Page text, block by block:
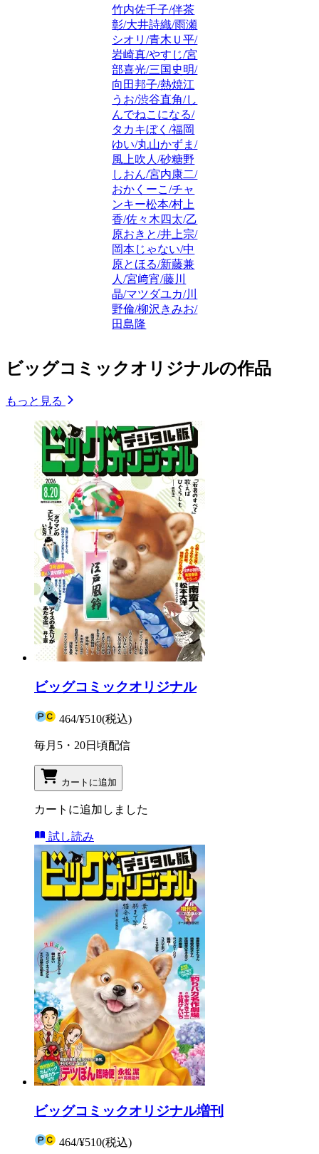
竹内佐千子/伴茶
彰/大井詩織/雨瀬
シオリ/青木Ｕ平/
岩崎真/やすじ/宮
部喜光/三国史明/
向田邦子/熱焼江
うお/渋谷直角/し
んでねこになる/
タカキぼく/福岡
ゆい/丸山かずま/
風上吹人/砂糖野
しおん/宮内康二/
おかくーこ/チャ
ンキー松本/村上
香/佐々木四太/乙
原おきと/井上宗/
岡本じゃない/中
原とほる/新藤兼
人/宮﨑宵/藤川
晶/マツダユカ/川
野倫/柳沢きみお/
田島隆
ビッグコミックオリジナルの作品
もっと見る
ビッグコミックオリジナル
464/¥510(税込)
毎月5・20日頃配信
カートに追加
カートに追加しました
試し読み
ビッグコミックオリジナル増刊
464/¥510(税込)